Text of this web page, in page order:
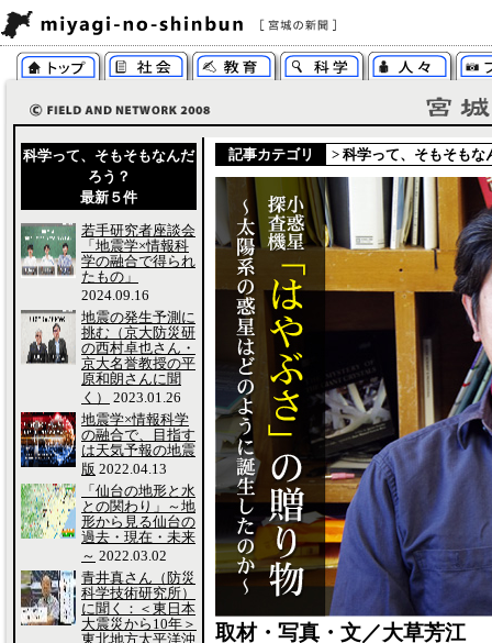
記事カテゴリ > 科学って、そもそもな
取材・写真・文／大草芳江
科学って、そもそもなんだ
ろう？
最新５件
若手研究者座談会
「地震学×情報科
学の融合で得られ
たもの」
2024.09.16
地震の発生予測に
挑む（京大防災研
の西村卓也さん・
京大名誉教授の平
原和朗さんに聞
く）
2023.01.26
地震学×情報科学
の融合で、目指す
は天気予報の地震
版 2022.04.13
「仙台の地形と水
との関わり」～地
形から見る仙台の
過去・現在・未来
～ 2022.03.02
青井真さん（防災
科学技術研究所）
に聞く：＜東日本
大震災から10年＞
東北地方太平洋沖